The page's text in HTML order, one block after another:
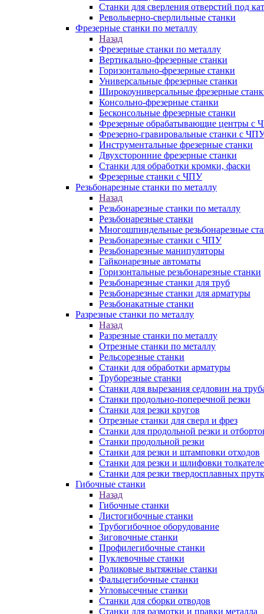
Станки для сверления отверстий под
Револьверно-сверлильные станки
Фрезерные станки по металлу
Назад
Фрезерные станки по металлу
Вертикально-фрезерные станки
Горизонтально-фрезерные станки
Универсальные фрезерные станки
Широкоуниверсальные фрезерные
Консольно-фрезерные станки
Бесконсольные фрезерные станки
Фрезерные обрабатывающие центры с
Фрезерно-гравировальные станки с
Инструментальные фрезерные станки
Двухсторонние фрезерные станки
Станки для обработки кромки, фаски
Фрезерные станки с ЧПУ
Резьбонарезные станки по металлу
Назад
Резьбонарезные станки по металлу
Резьбонарезные станки
Многошпиндельные резьбонарезные
Резьбонарезные станки с ЧПУ
Резьбонарезные манипуляторы
Гайконарезные автоматы
Горизонтальные резьбонарезные станки
Резьбонарезные станки для труб
Резьбонарезные станки для арматуры
Резьбонакатные станки
Разрезные станки по металлу
Назад
Разрезные станки по металлу
Отрезные станки по металлу
Рельсорезные станки
Станки для обработки арматуры
Труборезные станки
Станки для вырезания седловин на
Станки продольно-поперечной резки
Станки для резки кругов
Отрезные станки для сверл и фрез
Станки для продольной резки и
Станки продольной резки
Станки для резки и штамповки отходов
Станки для резки и шлифовки
Станки для резки твердосплавных
Гибочные станки
Назад
Гибочные станки
Листогибочные станки
Трубогибочное оборудование
Зиговочные станки
Профилегибочные станки
Пуклевочные станки
Роликовые вытяжные станки
Фальцегибочные станки
Угловысечные станки
Станки для сборки отводов
Станки для размотки и правки металла